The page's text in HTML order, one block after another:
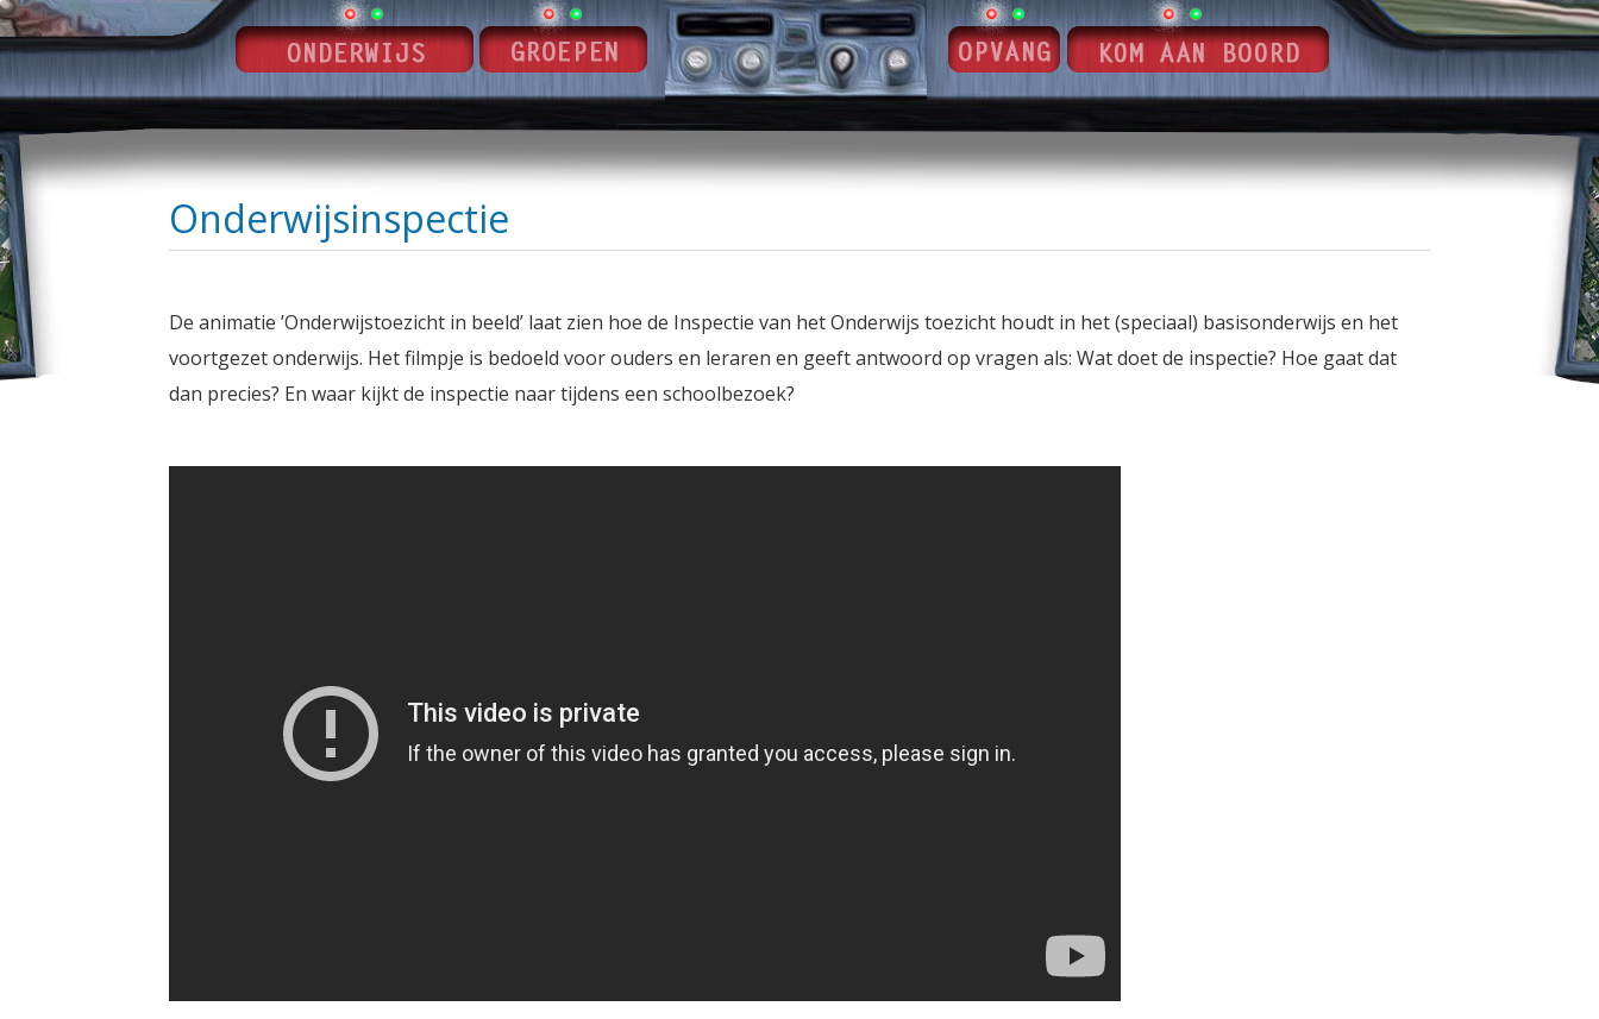
Onderwijsinspectie
De animatie ’Onderwijstoezicht in beeld’ laat zien hoe de Inspectie van het Onderwijs toezicht houdt in het (speciaal) basisonderwijs en het
voortgezet onderwijs. Het filmpje is bedoeld voor ouders en leraren en geeft antwoord op vragen als: Wat doet de inspectie? Hoe gaat dat
dan precies? En waar kijkt de inspectie naar tijdens een schoolbezoek?